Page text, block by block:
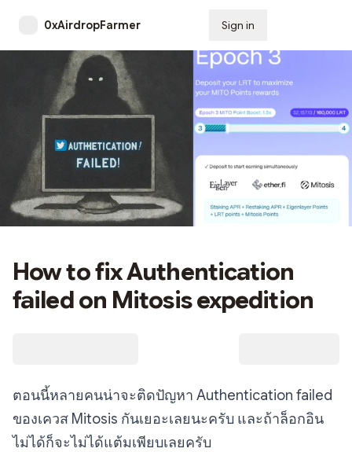
0xAirdropFarmer Sign in
How to fix Authentication
failed on Mitosis expedition
ตอนนี้หลายคนน่าจะติดปัญหา Authentication failed
ของเควส Mitosis กันเยอะเลยนะครับ และถ้าล็อกอิน
ไม่ได้ก็จะไม่ได้แต้มเพียบเลยครับ